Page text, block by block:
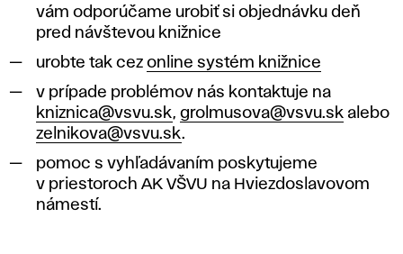
vám odporúčame urobiť si objednávku deň
pred návštevou knižnice
urobte tak cez online systém knižnice
v prípade problémov nás kontaktuje na
kniznica@vsvu.sk, grolmusova@vsvu.sk alebo
zelnikova@vsvu.sk.
pomoc s vyhľadávaním poskytujeme
v priestoroch AK VŠVU na Hviezdoslavovom
námestí.